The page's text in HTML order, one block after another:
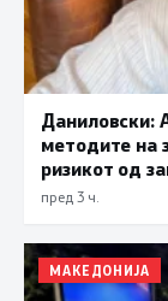
Даниловски:
методите на
ризикот од
пред 3 ч.
МАКЕДОНИЈА